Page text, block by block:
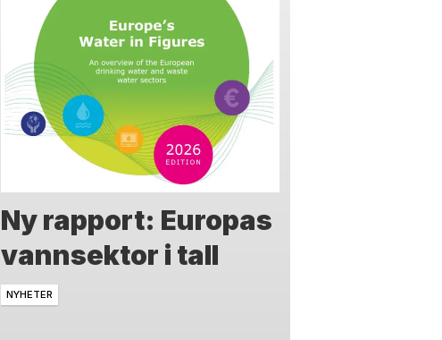
Ny rapport: Europas
vannsektor i tall
NYHETER